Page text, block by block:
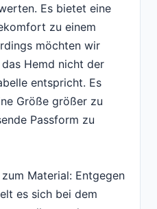
Es bietet eine
zu einem
möchten wir
Hemd nicht der
entspricht. Es
Größe größer zu
Passform zu
Material: Entgegen
es sich bei dem